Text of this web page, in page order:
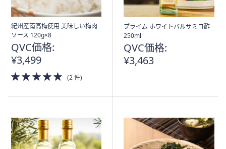
紀州産南高梅使用 美味しい梅肉
ソース 120g×8
QVC価格:
¥3,499
5.0
of
(2 件)
プライム ホワイトバルサミコ酢
250ml
QVC価格:
¥3,463